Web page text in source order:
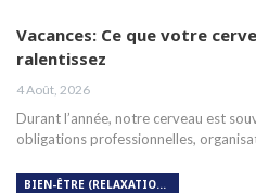
Vacances: Ce que votre
ralentissez
4 Août, 2026
Durant l’année, notre cerveau est
obligations professionnelles,
BIEN-ÊTRE (RELAXATION, MÉDITATION, SOIN DU CORPS)